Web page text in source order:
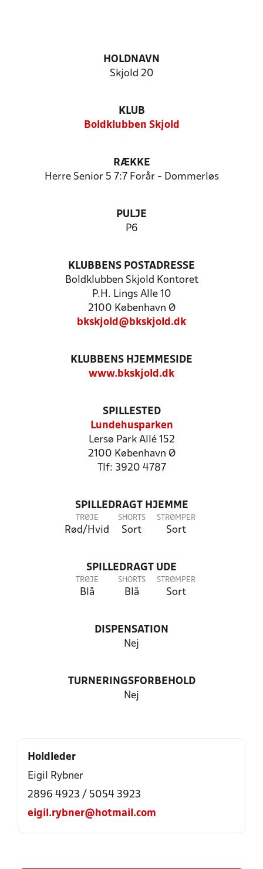
HOLDNAVN
Skjold 20
KLUB
Boldklubben Skjold
RÆKKE
Herre Senior 5 7:7 Forår - Dommerløs
PULJE
P6
KLUBBENS POSTADRESSE
Boldklubben Skjold Kontoret
P.H. Lings Alle 10
2100 København Ø
bkskjold@bkskjold.dk
KLUBBENS HJEMMESIDE
www.bkskjold.dk
SPILLESTED
Lundehusparken
Lersø Park Allé 152
2100 København Ø
Tlf: 3920 4787
SPILLEDRAGT HJEMME
TRØJE
Rød/Hvid
SHORTS
Sort
STRØMPER
Sort
SPILLEDRAGT UDE
TRØJE
Blå
SHORTS
Blå
STRØMPER
Sort
DISPENSATION
Nej
TURNERINGSFORBEHOLD
Nej
Holdleder
Eigil Rybner
2896 4923 / 5054 3923
eigil.rybner@hotmail.com